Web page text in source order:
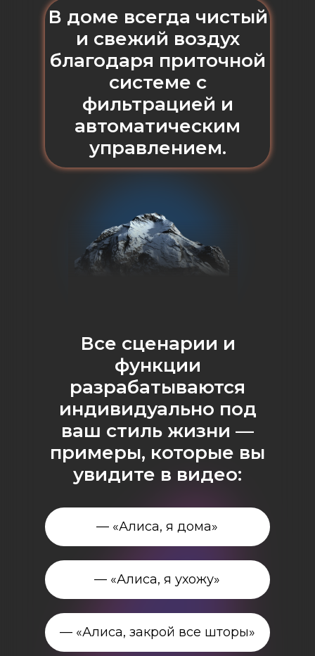
В доме всегда чистый
и свежий воздух
благодаря приточной
системе с
фильтрацией и
автоматическим
управлением.
— «Алиса, я ухожу»
— «Алиса, я дома»
— «Алиса, закрой все шторы»
Все сценарии и
функции
разрабатываются
индивидуально под
ваш стиль жизни —
примеры, которые вы
увидите в видео: